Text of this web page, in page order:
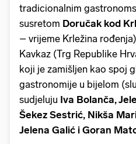
tradicionalnim
susretom Doručak kod
– vrijeme Krležina
Kavkaz (Trg Republike
koji je zamišljen kao spoj
gastronomije u bijelom
sudjeluju Iva Bolanča,
Šekez Sestrić, Nikša
Jelena Galić i Goran